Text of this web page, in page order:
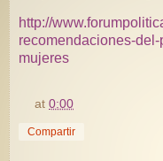
http://
recomendaciones-
mujeres
at0:00
Compartir